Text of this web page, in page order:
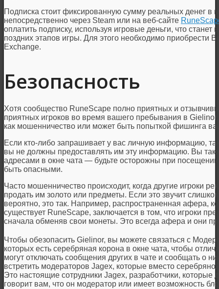
Подписка стоит фиксированную сумму реальных денег в
непосредственно через Steam или на веб-сайте
оплатить подписку, используя игровые деньги, что
поздних этапов игры. Для этого необходимо приобрести
Exchange.
Безопасность
Хотя сообщество RuneScape полно приятных и
приятных игроков во время вашего пребывания в
как мошенничество или может быть попыткой фишинга
Если кто-либо запрашивает у вас личную информацию,
вы не должны предоставлять им эту информацию. Вы
адресами в окне чата — будьте осторожны при посещении
быть опасными.
Часто мошенничество происходит, когда другие игроки
продать им золото или предметы. Если это звучит
вероятно, это так. Например, распространенная афера,
существует RuneScape, заключается в том, что игроки
сначала обменяв свои монеты. Это всегда афера и они
Чтобы обезопасить Gielinor, вы можете связаться с
которых есть серебряная корона в окне чата, чтобы
могут отключать сообщения других в чате и сообщать о
встретить модераторов Jagex, которые вместо
Это настоящие сотрудники Jagex, разработчики, которые
говорит вам, что он модератор или имеет возможность